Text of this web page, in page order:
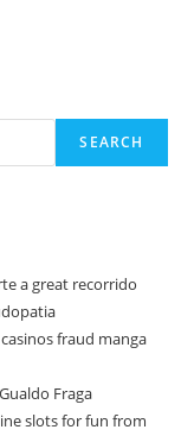
SEARCH
a great recorrido
fraud manga
Fraga
slots for fun from